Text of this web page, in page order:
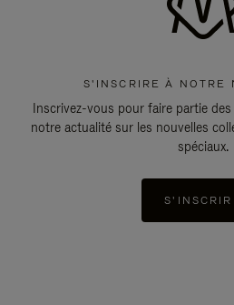
S'INSCRIRE À NOTRE
Inscrivez-vous pour faire partie
notre actualité sur les nouvelles
spéciaux.